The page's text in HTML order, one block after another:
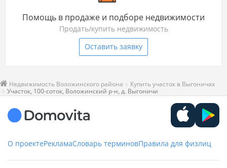
Помощь в продаже и подборе недвижимости
Продать/купить недвижимость
Оставить заявку
Недвижимость Воложинского района
Купить участок в Выгоничах
Участок, 100-соток, Воложинский р-н, д. Выгоничи
О проектеРекламаСловарь терминовПравила для физлиц